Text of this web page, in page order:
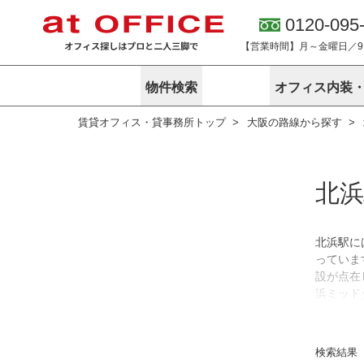
0120-
【営業時間】月～金曜日／
物件検索
東京 神奈川
こだわりか
地図から探す
神奈川のク
オフィス内装
サービス内容
アットオフィ
オフィス移
無料ダウン
会社概要
賃貸オフィス・貸事務所トップ 大阪の路線から探す
北
北浜駅に
ってい
設が点在
浜ミッド
す。
検索結果